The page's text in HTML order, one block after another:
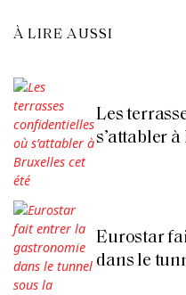
À LIRE AUSSI
Les
s’attabler
Eurostar
dans le